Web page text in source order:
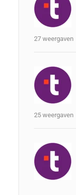
27 weergaven
25 weergaven